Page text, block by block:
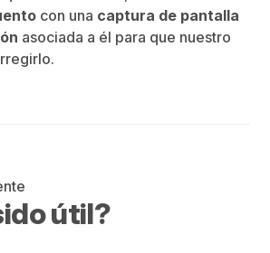
con una captura de pantalla
asociada a él para que nuestro
útil?